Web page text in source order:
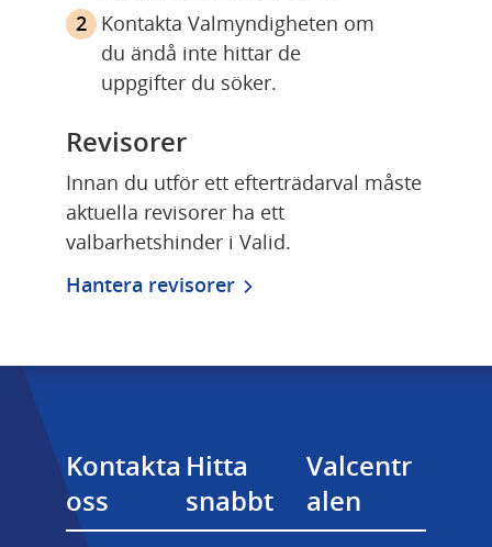
Kontakta Valmyndigheten om
du ändå inte hittar de
uppgifter du söker.
Revisorer
Innan du utför ett efterträdarval måste
aktuella revisorer ha ett
valbarhetshinder i Valid.
Hantera revisorer
Kontakta
oss
Hitta
snabbt
Valcentr
alen